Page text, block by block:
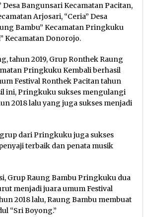
Desa Bangunsari Kecamatan Pacitan,
Arjosari, “Ceria” Desa
Bambu” Kecamatan Pringkuku
Kecamatan Donorojo.
tahun 2019, Grup Ronthek Raung
Pringkuku Kembali berhasil
Festival Ronthek Pacitan tahun
ini, Pringkuku sukses mengulangi
2018 lalu yang juga sukses menjadi
grup dari Pringkuku juga sukses
terbaik dan penata musik
Grup Raung Bambu Pringkuku dua
menjadi juara umum Festival
2018 lalu, Raung Bambu membuat
“Sri Boyong.”